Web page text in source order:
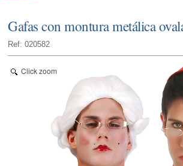
Gafas con montura metálica
Ref: 020582
Click zoom